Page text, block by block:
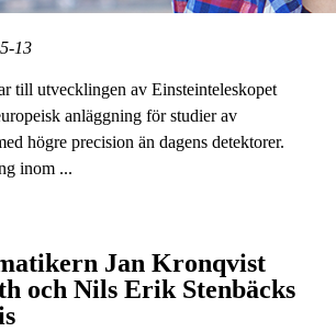
13
till utvecklingen av Einsteinteleskopet
anläggning för studier av
högre precision än dagens detektorer.
inom ...
Jan Kronqvist
och Nils Erik Stenbäcks